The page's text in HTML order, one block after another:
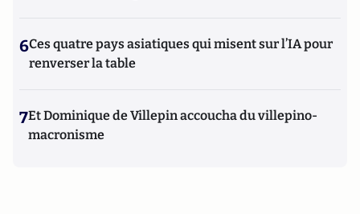
6Ces quatre pays asiatiques qui misent sur l’IA pour
renverser la table
7Et Dominique de Villepin accoucha du villepino-
macronisme